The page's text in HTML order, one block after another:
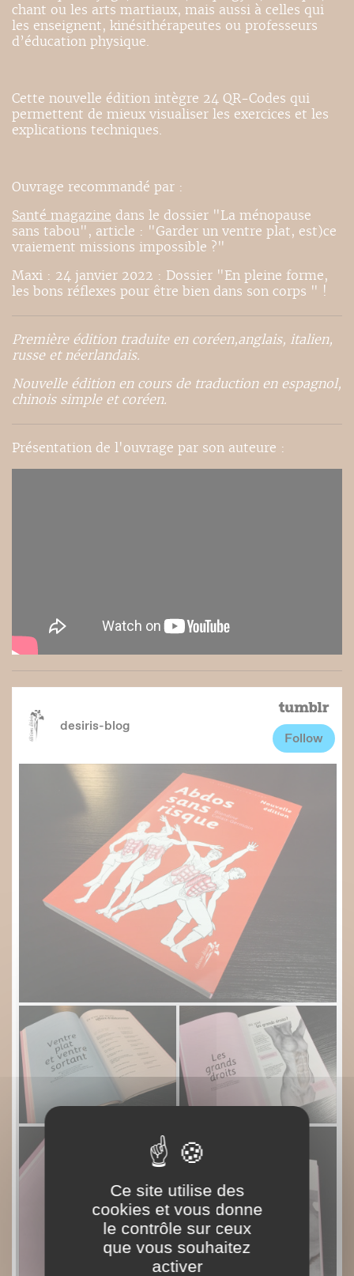
chant ou les arts martiaux, mais aussi à celles qui
les enseignent, kinésithérapeutes ou professeurs
d’éducation physique.
Cette nouvelle édition intègre 24 QR-Codes qui
permettent de mieux visualiser les exercices et les
explications techniques.
Ouvrage recommandé par :
Santé magazine dans le dossier "La ménopause
sans tabou", article : "Garder un ventre plat, est)ce
vraiement missions impossible ?"
Maxi : 24 janvier 2022 : Dossier "En pleine forme,
les bons réflexes pour être bien dans son corps " !
Première édition traduite en coréen,anglais, italien,
russe et néerlandais.
Nouvelle édition en cours de traduction en espagnol,
chinois simple et coréen.
Présentation de l'ouvrage par son auteure :
Ce site utilise des
cookies et vous donne
le contrôle sur ceux
que vous souhaitez
activer